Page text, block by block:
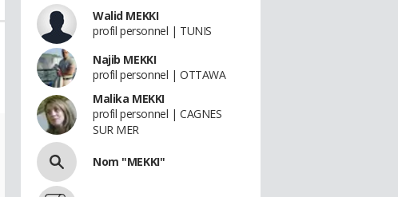
Walid MEKKI
profil personnel | TUNIS
Najib MEKKI
profil personnel | OTTAWA
Malika MEKKI
profil personnel | CAGNES
SUR MER
Nom "MEKKI"